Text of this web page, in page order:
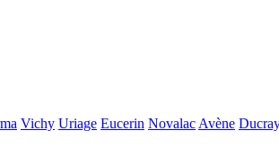
Vichy Uriage Eucerin Novalac Avène